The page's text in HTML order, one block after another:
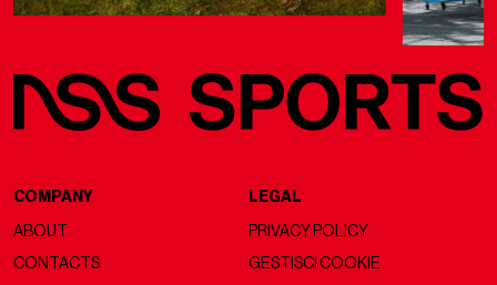
COMPANY
ABOUT
CONTACTS
LEGAL
PRIVACY POLICY
GESTISCI COOKIE